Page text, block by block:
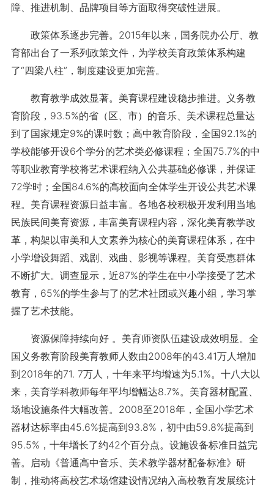
障、推进机制、品牌项目等方面取得突破性进展。
政策体系逐步完善。2015年以来，国务院办公厅、教
育部出台了一系列政策文件，为学校美育政策体系构建
了“四梁八柱”，制度建设更加完善。
教育教学成效显著。美育课程建设稳步推进。义务教
育阶段，93.5%的省（区、市）的音乐、美术课程总量达
到了国家规定9%的课时数；高中教育阶段，全国92.1%的
学校能够开设6个学分的艺术类必修课程；全国75.7%的中
等职业教育学校将艺术课程纳入公共基础必修课，并保证
72学时；全国84.6%的高校面向全体学生开设公共艺术课
程。美育课程资源日益丰富。各地各校积极开发利用当地
民族民间美育资源，丰富美育课程内容，深化美育教学改
革，构架以审美和人文素养为核心的美育课程体系，在中
小学增设舞蹈、戏剧、戏曲、影视等课程。美育受惠群体
不断扩大。调查显示，近87%的学生在中小学接受了艺术
教育，65%的学生参与了的艺术社团或兴趣小组，学习掌
握了艺术技能。
资源保障持续向好 。美育师资队伍建设成效明显。全
国义务教育阶段美育教师人数由2008年的43.41万人增加
到2018年的71. 7万人，十年来平均增速为5.1%。十八大以
来，美育学科教师每年平均增幅达8.7%。美育器材配置、
场地设施条件大幅改善。2008至2018年，全国小学艺术
器材达标率由45.6%提高到93.8%，初中由59.8%提高到
95.5%，十年增长了约42个百分点。设施设备标准日益完
善。启动《普通高中音乐、美术教学器材配备标准》研
制，推动将高校艺术场馆建设情况纳入高校教育发展统计